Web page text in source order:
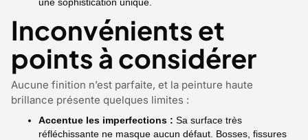
Inconvénients et
points à considérer
Aucune finition n’est parfaite, et la peinture haute
brillance présente quelques limites :
Accentue les imperfections : Sa surface très
réfléchissante ne masque aucun défaut. Bosses, fissures